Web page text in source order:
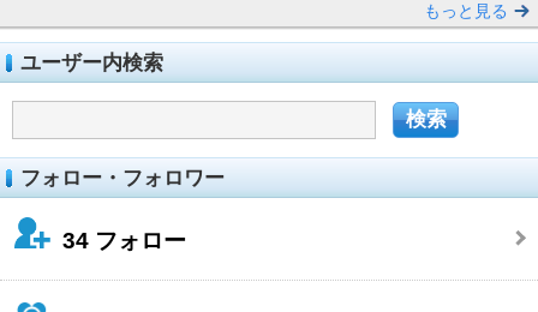
もっと見る
ユーザー内検索
フォロー・フォロワー
34 フォロー